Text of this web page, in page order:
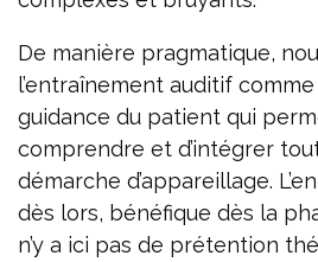
De manière pragmatique,
l’entraînement auditif
guidance du patient qui
comprendre et d’intégrer
démarche d’appareillage.
dès lors, bénéfique dès la
n’y a ici pas de prétention